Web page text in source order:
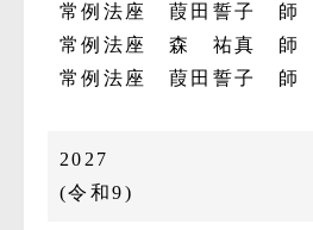
常例法座 葭田誓子 師
常例法座 森 祐真 師
常例法座 葭田誓子 師
2027
(令和9)